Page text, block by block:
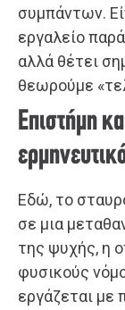
συμπάντων.
εργαλείο
αλλά θέτει
θεωρούμε
Επιστήμη
Εδώ, το
σε μια
της ψυχής, η
φυσικούς
εργάζεται με